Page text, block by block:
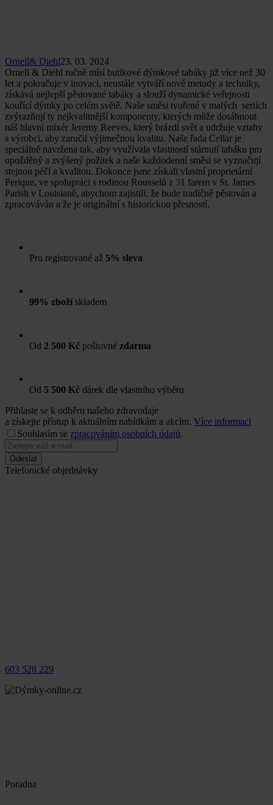
Ornell& Diehl23. 03. 2024
Ornell & Diehl ručně mísí butikové dýmkové tabáky již více než 30
let a pokračuje v inovaci, neustále vytváří nové metody a techniky,
získává nejlepší pěstované tabáky a slouží dynamické veřejnosti
kouřící dýmky po celém světě. Naše směsi tvořené v malých seriích
zvýrazňují ty nejkvalitnější komponenty, kterých může dosáhnout
náš hlavní mixér Jeremy Reeves, který brázdí svět a udržuje vztahy
s výrobci, aby zaručil výjimečnou kvalitu. Naše řada Cellar je
speciálně navržena tak, aby využívala vlastností stárnutí tabáku pro
opožděný a zvýšený požitek a naše každodenní směsi se vyznačují
stejnou péčí a kvalitou. Dokonce jsme získali vlastní proprietární
Perique, ve spolupráci s rodinou Rousselů z 31 farem v St. James
Parish v Louisianě, abychom zajistili, že bude tradičně pěstován a
zpracováván a že je originální s historickou přesností.
Pro registrované až 5% sleva
99% zboží skladem
Od 2 500 Kč poštovné zdarma
Od 5 500 Kč dárek dle vlastního výběru
Přihlaste se k odběru našeho zdravodaje
a získejte přístup k aktuálním nabídkám a akcím. Více informací
Souhlasím se zpracováním osobních údajů.
Odeslat
Telefonické objednávky
603 528 229
Poradna